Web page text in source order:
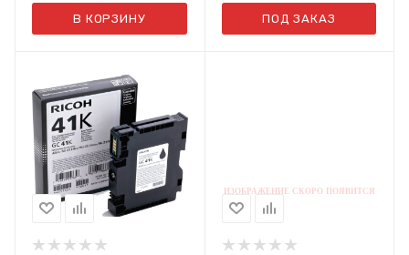
В КОРЗИНУ ПОД ЗАКАЗ